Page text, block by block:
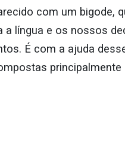
com um bigode,
língua e os nossos
É com a ajuda